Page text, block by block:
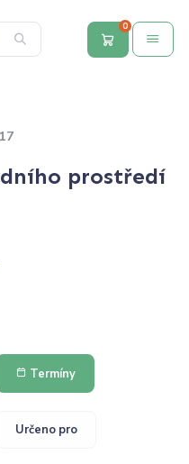
0
prostředí
Termíny
Určeno pro